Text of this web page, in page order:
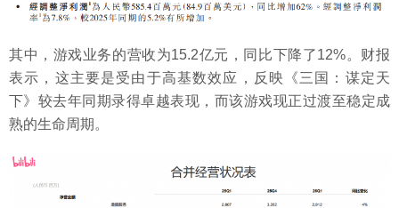
其中，游戏业务的营收为15.2亿元，同比下降了12%。财报
表示，这主要是受由于高基数效应，反映《三国：谋定天
下》较去年同期录得卓越表现，而该游戏现正过渡至稳定成
熟的生命周期。